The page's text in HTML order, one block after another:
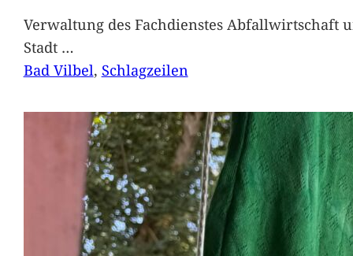
Verwaltung des Fachdienstes Abfallwirtschaft
Stadt …
Bad Vilbel, Schlagzeilen